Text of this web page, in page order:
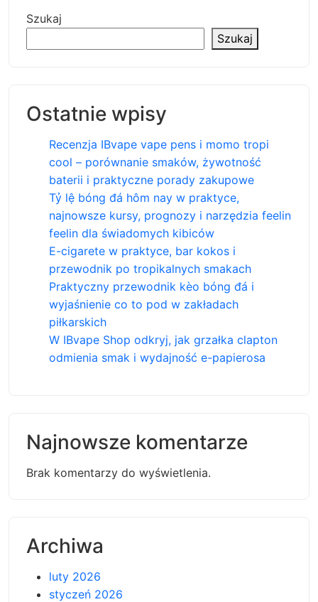
Szukaj
Szukaj
Ostatnie wpisy
Recenzja IBvape vape pens i momo tropi
cool – porównanie smaków, żywotność
baterii i praktyczne porady zakupowe
Tỷ lệ bóng đá hôm nay w praktyce,
najnowsze kursy, prognozy i narzędzia feelin
feelin dla świadomych kibiców
E-cigarete w praktyce, bar kokos i
przewodnik po tropikalnych smakach
Praktyczny przewodnik kèo bóng đá i
wyjaśnienie co to pod w zakładach
piłkarskich
W IBvape Shop odkryj, jak grzałka clapton
odmienia smak i wydajność e-papierosa
Najnowsze komentarze
Brak komentarzy do wyświetlenia.
Archiwa
luty 2026
styczeń 2026